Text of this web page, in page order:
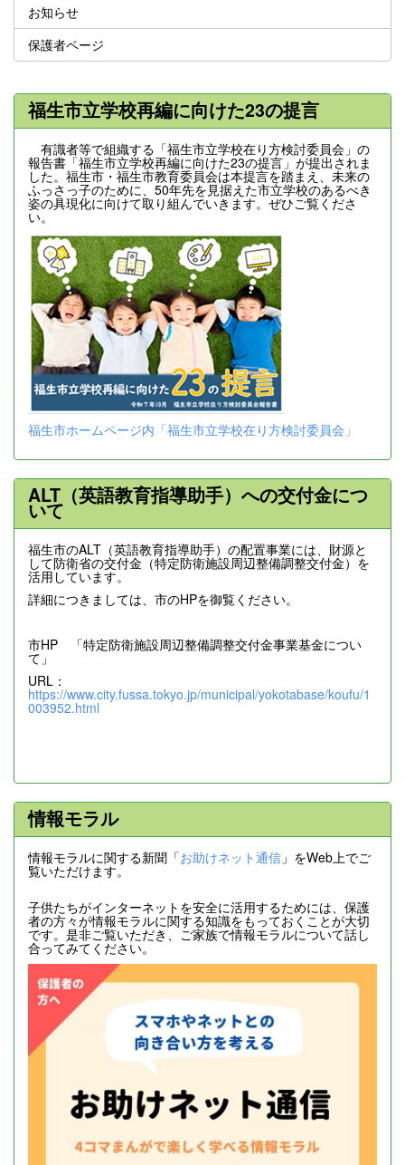
お知らせ
保護者ページ
福生市立学校再編に向けた23の提言
有識者等で組織する「福生市立学校在り方検討委員会」の
報告書「福生市立学校再編に向けた23の提言」が提出されま
した。福生市・福生市教育委員会は本提言を踏まえ、未来の
ふっさっ子のために、50年先を見据えた市立学校のあるべき
姿の具現化に向けて取り組んでいきます。ぜひご覧くださ
い。
福生市ホームページ内「福生市立学校在り方検討委員会」
ALT（英語教育指導助手）への交付金につ
いて
福生市のALT（英語教育指導助手）の配置事業には、財源と
して防衛省の交付金（特定防衛施設周辺整備調整交付金）を
活用しています。
詳細につきましては、市のHPを御覧ください。
市HP 「特定防衛施設周辺整備調整交付金事業基金につい
て」
URL：
https://www.city.fussa.tokyo.jp/municipal/yokotabase/koufu/1
003952.html
情報モラル
情報モラルに関する新聞「お助けネット通信 」をWeb上でご
覧いただけます。
子供たちがインターネットを安全に活用するためには、保護
者の方々が情報モラルに関する知識をもっておくことが大切
です。是非ご覧いただき、ご家族で情報モラルについて話し
合ってみてください。